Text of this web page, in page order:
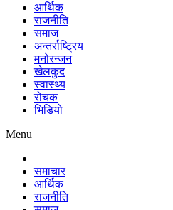
आर्थिक
राजनीति
समाज
अन्तर्राष्ट्रिय
मनोरन्जन
खेलकुद
स्वास्थ्य
रोचक
भिडियो
Menu
समाचार
आर्थिक
राजनीति